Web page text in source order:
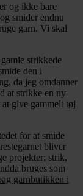
og ikke bare
smider endnu
garn. Vi skal
strikkede
den i
da jeg omdanner
at strikke en ny
give gammelt tøj
for at smide
bliver
projekter; strik,
bruges som
garnbutikken i